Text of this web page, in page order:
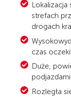
strefach
drogach
czas
Duże,
podjazdami
Rozległa